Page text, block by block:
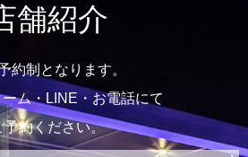
舗紹介
約制となります。
ム・LINE・お電話にて
予約ください。